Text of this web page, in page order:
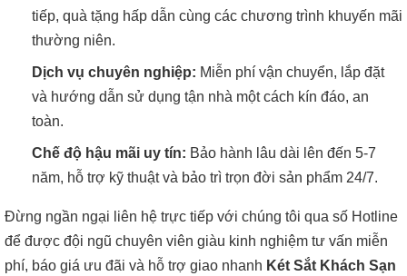
tiếp, quà tặng hấp dẫn cùng các chương trình khuyến mãi
thường niên.
Dịch vụ chuyên nghiệp: Miễn phí vận chuyển, lắp đặt
và hướng dẫn sử dụng tận nhà một cách kín đáo, an
toàn.
Chế độ hậu mãi uy tín: Bảo hành lâu dài lên đến 5-7
năm, hỗ trợ kỹ thuật và bảo trì trọn đời sản phẩm 24/7.
Đừng ngần ngại liên hệ trực tiếp với chúng tôi qua số Hotline
để được đội ngũ chuyên viên giàu kinh nghiệm tư vấn miễn
phí, báo giá ưu đãi và hỗ trợ giao nhanh Két Sắt Khách Sạn